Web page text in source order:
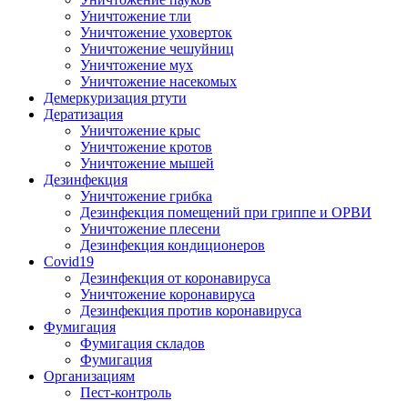
Уничтожение тли
Уничтожение уховерток
Уничтожение чешуйниц
Уничтожение мух
Уничтожение насекомых
Демеркуризация ртути
Дератизация
Уничтожение крыс
Уничтожение кротов
Уничтожение мышей
Дезинфекция
Уничтожение грибка
Дезинфекция помещений при гриппе и ОРВИ
Уничтожение плесени
Дезинфекция кондиционеров
Covid19
Дезинфекция от коронавируса
Уничтожение коронавируса
Дезинфекция против коронавируса
Фумигация
Фумигация складов
Фумигация
Организациям
Пест-контроль